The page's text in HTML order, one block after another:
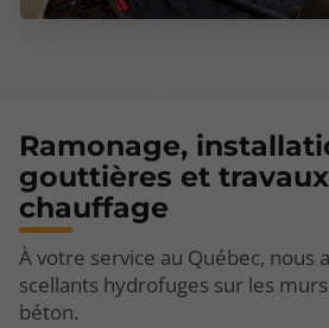
Ramonage,
gouttières et
chauffage
À votre service au Québec, nous
scellants hydrofuges sur les
béton.